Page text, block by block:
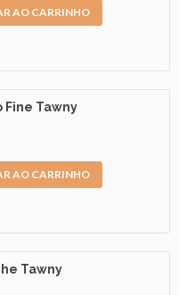
AO CARRINHO
Fine Tawny
AO CARRINHO
Tawny